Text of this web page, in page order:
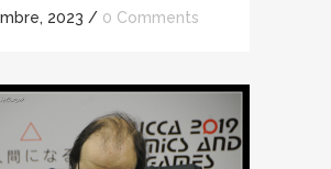
2023 / 0 Comments